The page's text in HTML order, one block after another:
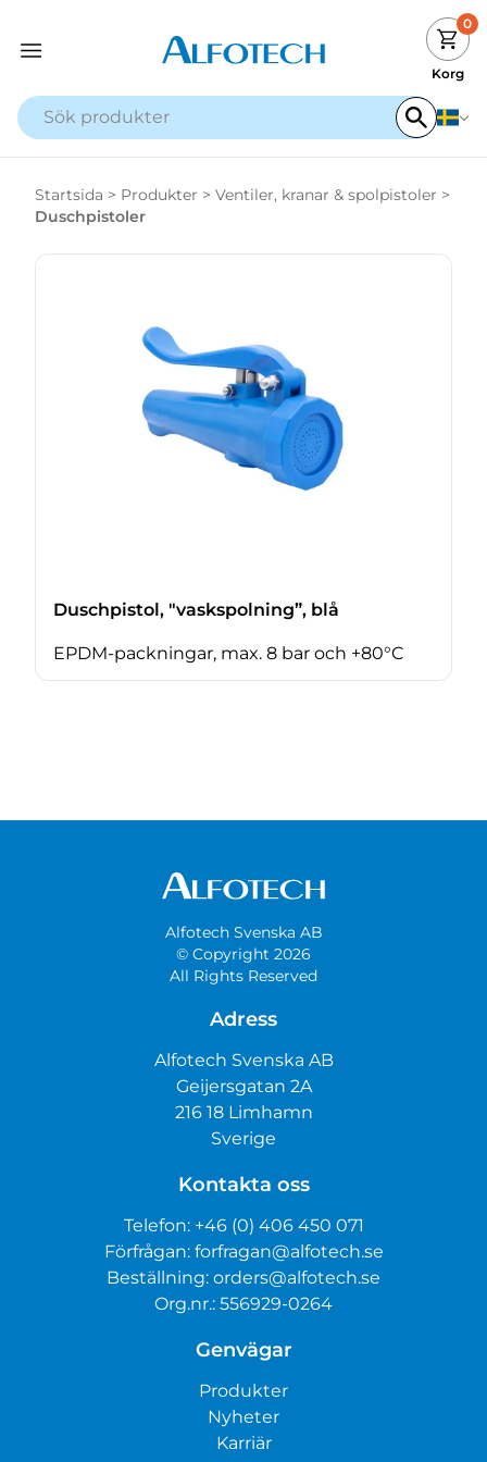
0
Korg
Startsida > Produkter > Ventiler, kranar & spolpistoler >
Duschpistoler
Duschpistol, "vaskspolning”, blå
EPDM-packningar, max. 8 bar och +80°C
Alfotech Svenska AB
© Copyright 2026
All Rights Reserved
Adress
Alfotech Svenska AB
Geijersgatan 2A
216 18 Limhamn
Sverige
Kontakta oss
Telefon: +46 (0) 406 450 071
Förfrågan: forfragan@alfotech.se
Beställning: orders@alfotech.se
Org.nr.: 556929-0264
Genvägar
Produkter
Nyheter
Karriär